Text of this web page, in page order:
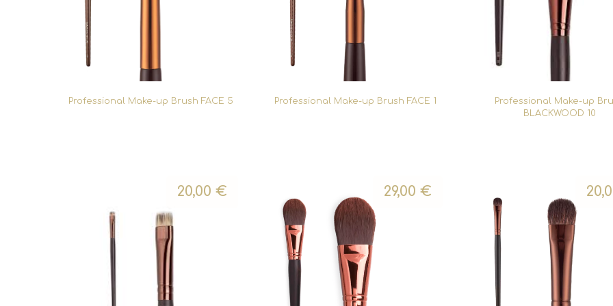
Professional Make-up Brush FACE 5 Professional Make-up Brush FACE 1
Professional Make-up
BLACKWOOD 10
20,00€ 29,00€